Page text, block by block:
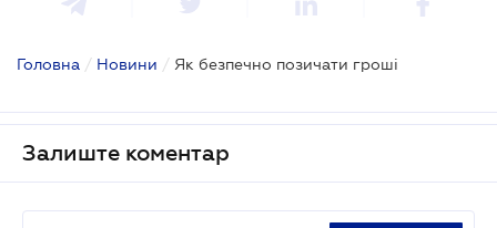
Головна / Новини / Як безпечно позичати гроші
Залиште коментар